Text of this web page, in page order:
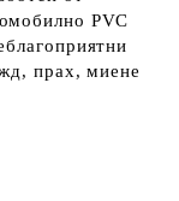
PVC
прах, миене